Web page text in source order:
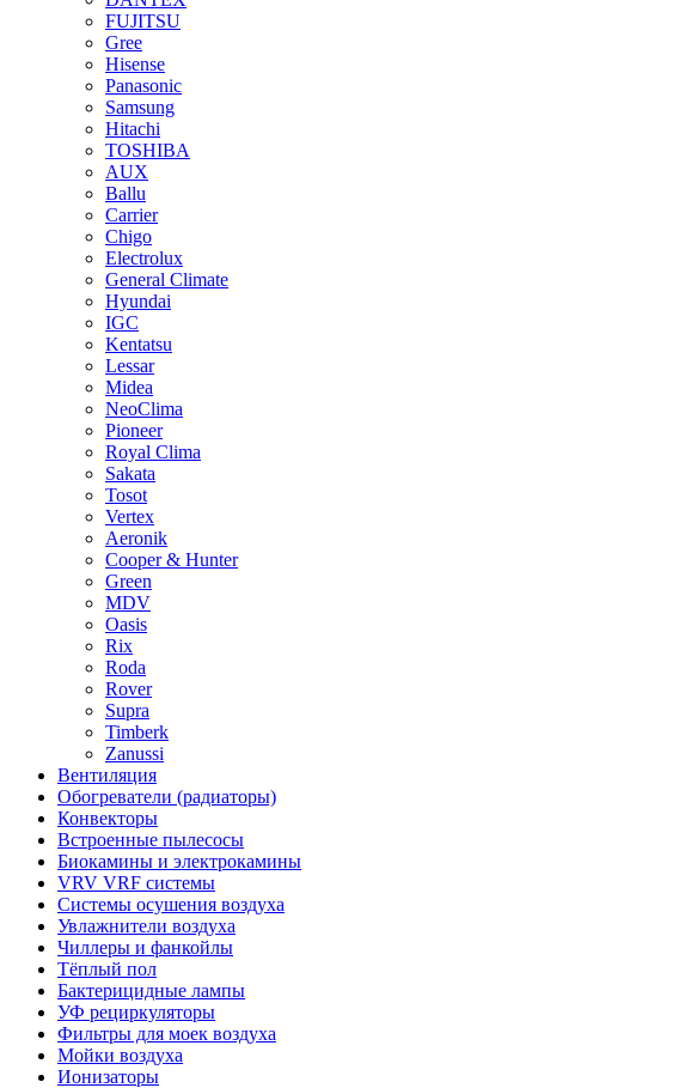
FUJITSU
Gree
Hisense
Panasonic
Samsung
Hitachi
TOSHIBA
AUX
Ballu
Carrier
Chigo
Electrolux
General Climate
Hyundai
IGC
Kentatsu
Lessar
Midea
NeoClima
Pioneer
Royal Clima
Sakata
Tosot
Vertex
Aeronik
Cooper & Hunter
Green
MDV
Oasis
Rix
Roda
Rover
Supra
Timberk
Zanussi
Вентиляция
Обогреватели (радиаторы)
Конвекторы
Встроенные пылесосы
Биокамины и электрокамины
VRV VRF системы
Системы осушения воздуха
Увлажнители воздуха
Чиллеры и фанкойлы
Тёплый пол
Бактерицидные лампы
УФ рециркуляторы
Фильтры для моек воздуха
Мойки воздуха
Ионизаторы